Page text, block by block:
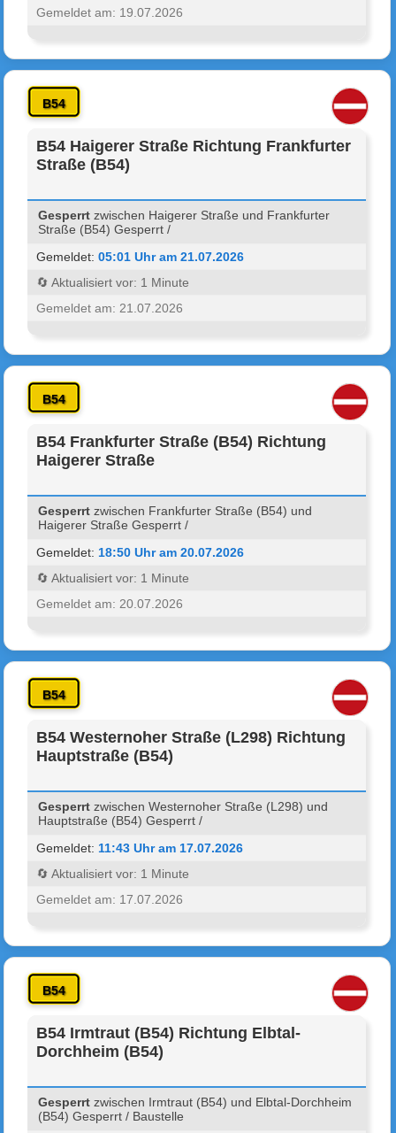
Gemeldet am: 19.07.2026
B54
B54 Haigerer Straße Richtung Frankfurter
Straße (B54)
Gesperrt zwischen Haigerer Straße und Frankfurter
Straße (B54) Gesperrt /
Gemeldet:05:01 Uhr am 21.07.2026
🔄 Aktualisiert vor: 1 Minute
Gemeldet am: 21.07.2026
B54
B54 Frankfurter Straße (B54) Richtung
Haigerer Straße
Gesperrt zwischen Frankfurter Straße (B54) und
Haigerer Straße Gesperrt /
Gemeldet: 18:50 Uhr am 20.07.2026
🔄 Aktualisiert vor: 1 Minute
Gemeldet am: 20.07.2026
B54
B54 Westernoher Straße (L298) Richtung
Hauptstraße (B54)
Gesperrt zwischen Westernoher Straße (L298) und
Hauptstraße (B54) Gesperrt /
Gemeldet: 11:43 Uhr am 17.07.2026
🔄 Aktualisiert vor: 1 Minute
Gemeldet am: 17.07.2026
B54
B54 Irmtraut (B54) Richtung Elbtal-
Dorchheim (B54)
Gesperrt zwischen Irmtraut (B54) und Elbtal-Dorchheim
(B54) Gesperrt / Baustelle